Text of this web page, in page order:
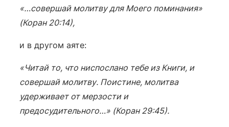
«…совершай молитву для Моего поминания»
(Коран 20:14),
и в другом аяте:
«Читай то, что ниспослано тебе из Книги, и
совершай молитву. Поистине, молитва
удерживает от мерзости и
предосудительного…» (Коран 29:45).